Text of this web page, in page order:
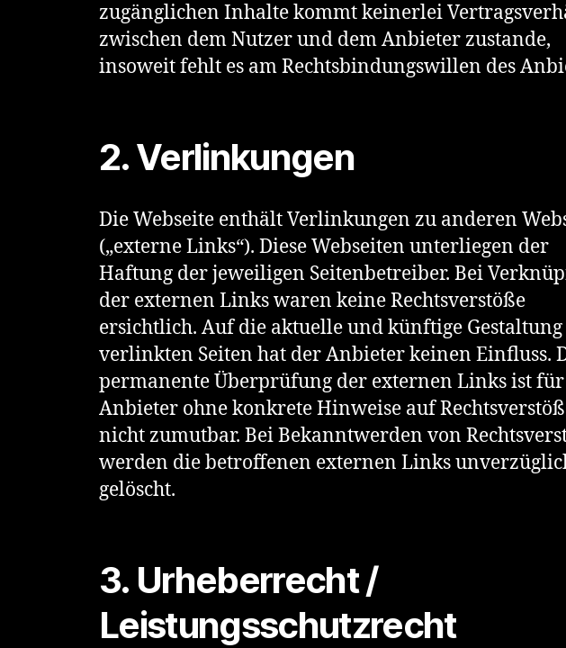
zugänglichen Inhalte kommt keinerlei
zwischen dem Nutzer und dem Anbieter zustande,
insoweit fehlt es am Rechtsbindungswillen des
2. Verlinkungen
Die Webseite enthält Verlinkungen zu anderen
(„externe Links“). Diese Webseiten unterliegen der
Haftung der jeweiligen Seitenbetreiber. Bei
der externen Links waren keine Rechtsverstöße
ersichtlich. Auf die aktuelle und künftige
verlinkten Seiten hat der Anbieter keinen Einfluss.
permanente Überprüfung der externen Links ist
Anbieter ohne konkrete Hinweise auf
nicht zumutbar. Bei Bekanntwerden von
werden die betroffenen externen Links
gelöscht.
3. Urheberrecht /
Leistungsschutzrecht